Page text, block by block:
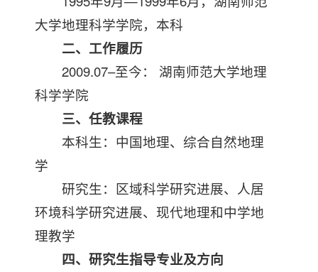
大学地理科学学院，本科
二、工作履历
2009.07–至今： 湖南师范大学地理
科学学院
三、任教课程
本科生：中国地理、综合自然地理
学
研究生：区域科学研究进展、人居
环境科学研究进展、现代地理和中学地
理教学
四、研究生指导专业及方向